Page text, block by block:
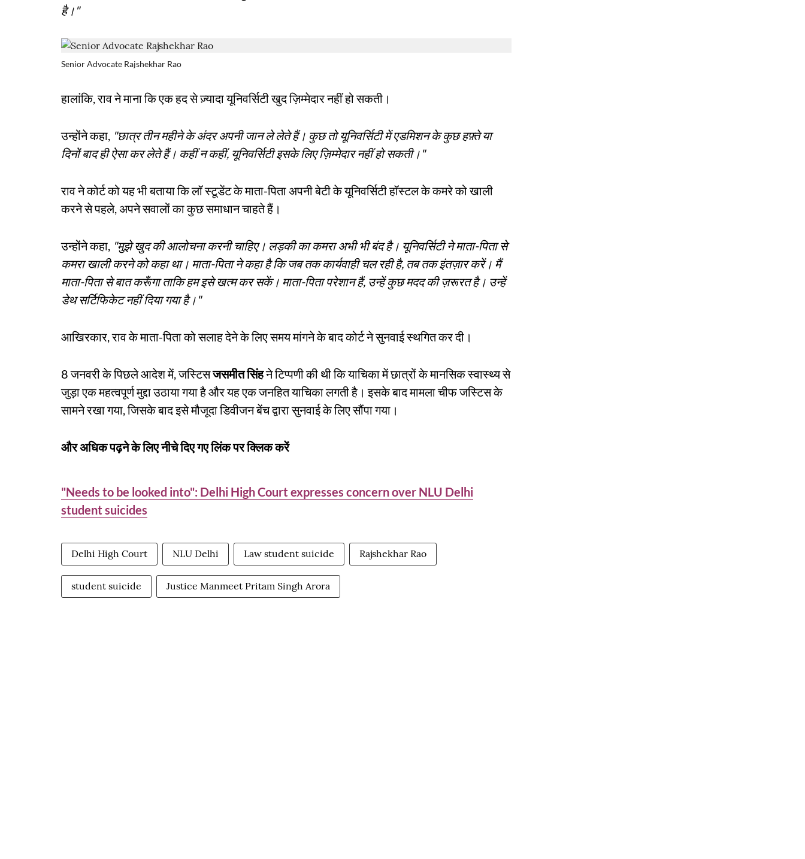
है।"
Senior Advocate Rajshekhar Rao
हालांकि, राव ने माना कि एक हद से ज़्यादा यूनिवर्सिटी खुद ज़िम्मेदार नहीं हो सकती।
उन्होंने कहा, "छात्र तीन महीने के अंदर अपनी जान ले लेते हैं। कुछ तो यूनिवर्सिटी में एडमिशन के कुछ हफ़्ते या
दिनों बाद ही ऐसा कर लेते हैं। कहीं न कहीं, यूनिवर्सिटी इसके लिए ज़िम्मेदार नहीं हो सकती।"
राव ने कोर्ट को यह भी बताया कि लॉ स्टूडेंट के माता-पिता अपनी बेटी के यूनिवर्सिटी हॉस्टल के कमरे को खाली
करने से पहले, अपने सवालों का कुछ समाधान चाहते हैं।
उन्होंने कहा, "मुझे खुद की आलोचना करनी चाहिए। लड़की का कमरा अभी भी बंद है। यूनिवर्सिटी ने माता-पिता से
कमरा खाली करने को कहा था। माता-पिता ने कहा है कि जब तक कार्यवाही चल रही है, तब तक इंतज़ार करें। मैं
माता-पिता से बात करूँगा ताकि हम इसे खत्म कर सकें। माता-पिता परेशान हैं, उन्हें कुछ मदद की ज़रूरत है। उन्हें
डेथ सर्टिफिकेट नहीं दिया गया है।"
आखिरकार, राव के माता-पिता को सलाह देने के लिए समय मांगने के बाद कोर्ट ने सुनवाई स्थगित कर दी।
8 जनवरी के पिछले आदेश में, जस्टिसजसमीत सिंहने टिप्पणी की थी कि याचिका में छात्रों के मानसिक स्वास्थ्य से
जुड़ा एक महत्वपूर्ण मुद्दा उठाया गया है और यह एक जनहित याचिका लगती है। इसके बाद मामला चीफ जस्टिस के
सामने रखा गया, जिसके बाद इसे मौजूदा डिवीजन बेंच द्वारा सुनवाई के लिए सौंपा गया।
और अधिक पढ़ने के लिए नीचे दिए गए लिंक पर क्लिक करें
"Needs to be looked into": Delhi High Court expresses concern over NLU Delhi
student suicides
Delhi High Court NLU Delhi Law student suicide Rajshekhar Rao
student suicide Justice Manmeet Pritam Singh Arora